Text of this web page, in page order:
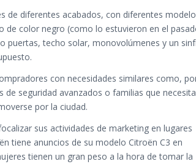
de diferentes acabados, con diferentes
de color negro (como lo estuvieron en el
puertas, techo solar, monovolúmenes y un
con necesidades similares como,
seguridad avanzados o familias que
por la ciudad.
sus actividades de marketing en lugares
tiene anuncios de su modelo Citroën C3 en
tienen un gran peso a la hora de tomar la